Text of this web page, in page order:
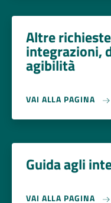
Altre
integrazioni,
agibilità
VAI ALLA PAGINA
Guida agli
VAI ALLA PAGINA